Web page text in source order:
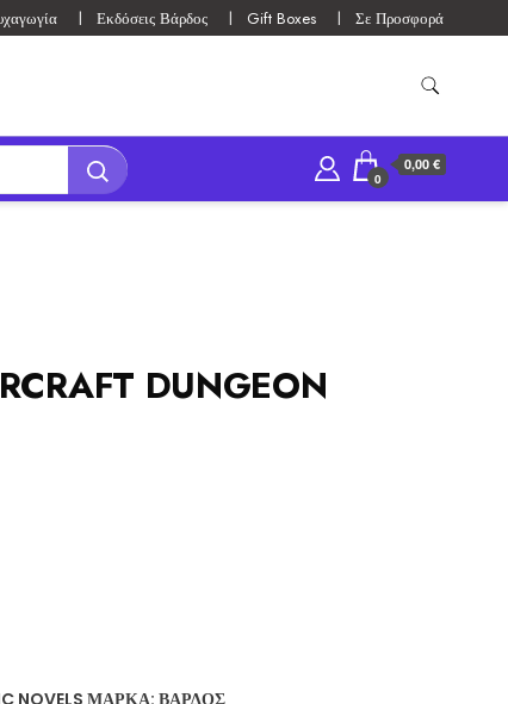
Εκδόσεις Βάρδος Gift Boxes Σε Προσφορά
0
0,00 €
DUNGEON
NOVELS ΜΆΡΚΑ: ΒΆΡΔΟΣ